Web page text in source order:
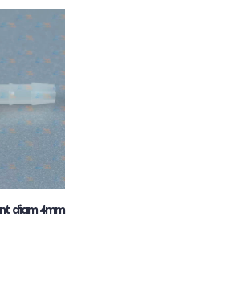
diam 4mm